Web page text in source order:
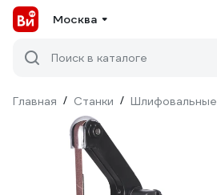
Москва
Поиск в каталоге
Главная / Станки / Шлифовальные